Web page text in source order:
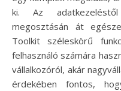
ki. Az
megosztásán át
Toolkit széleskörű
felhasználó számára
vállalkozóról, akár
érdekében fontos,